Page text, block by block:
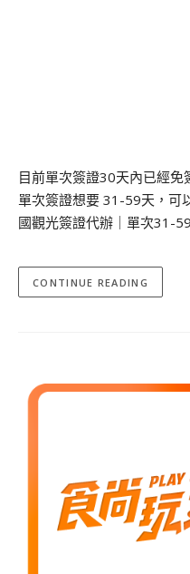
目前單次簽證30天內已經
單次簽證想要 31-59天，可
國觀光簽證代辦｜單次31-
CONTINUE READING